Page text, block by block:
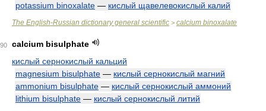
potassium binoxalate — кислый щавелевокислый калий
The English-Russian dictionary general scientific > calcium binoxalate
90
calcium bisulphate
кислый сернокислый кальций
magnesium bisulphate — кислый сернокислый магний
ammonium bisulphate — кислый сернокислый аммоний
lithium bisulphate — кислый сернокислый литий